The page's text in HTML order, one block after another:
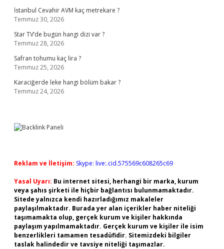
İstanbul Cevahir AVM kaç metrekare ?
Temmuz 30, 2026
Star TV’de bugün hangi dizi var ?
Temmuz 28, 2026
Safran tohumu kaç lira ?
Temmuz 25, 2026
Karaciğerde leke hangi bölüm bakar ?
Temmuz 24, 2026
Reklam ve İletişim: Skype: live:.cid.575569c608265c69
Yasal Uyarı: Bu internet sitesi, herhangi bir marka, kurum
veya şahıs şirketi ile hiçbir bağlantısı bulunmamaktadır.
Sitede yalnızca kendi hazırladığımız makaleler
paylaşılmaktadır. Burada yer alan içerikler haber niteliği
taşımamakta olup, gerçek kurum ve kişiler hakkında
paylaşım yapılmamaktadır. Gerçek kurum ve kişiler ile isim
benzerlikleri tamamen tesadüfidir. Sitemizdeki bilgiler
taslak halindedir ve tavsiye niteliği taşımazlar.